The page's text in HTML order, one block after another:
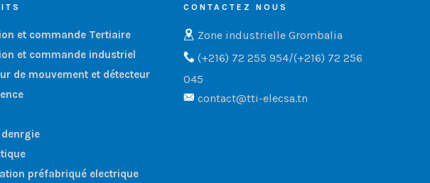
et commande Tertiaire
et commande industriel
de mouvement et détecteur
préfabriqué electrique
CONTACTEZ NOUS
Zone industrielle Grombalia
(+216) 72 255 954/(+216) 72 256
045
contact@tti-elecsa.tn